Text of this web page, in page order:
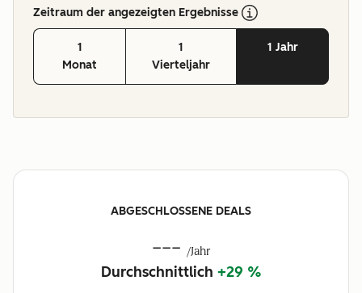
Zeitraum der angezeigten Ergebnisse
1
Monat
1
Vierteljahr
1 Jahr
ABGESCHLOSSENE DEALS
--- /Jahr
Durchschnittlich +29 %